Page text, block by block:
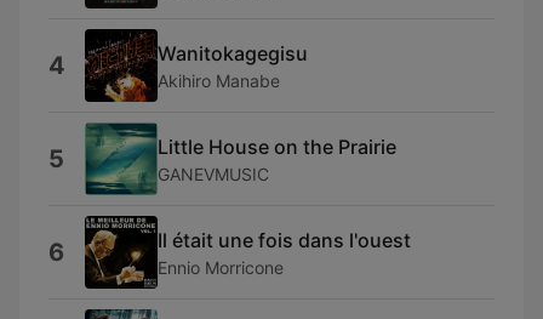
4 Wanitokagegisu
Akihiro Manabe
5 Little House on the Prairie
GANEVMUSIC
6 Il était une fois dans l'ouest
Ennio Morricone